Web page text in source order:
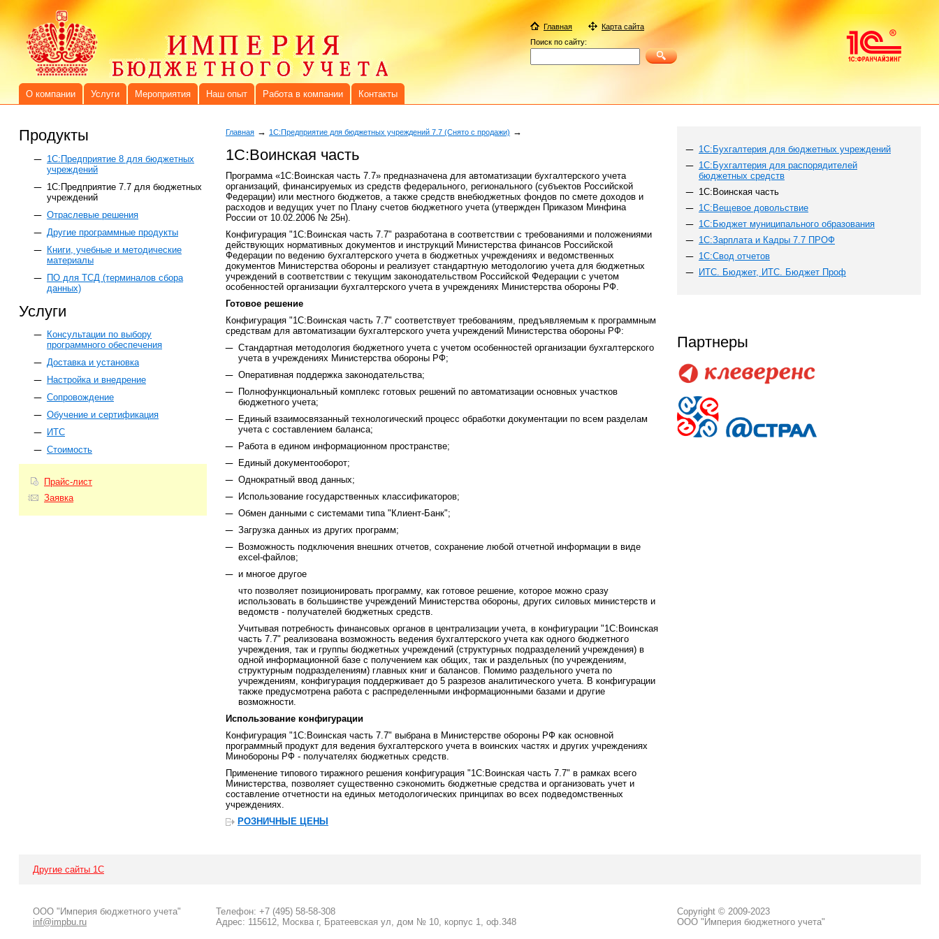
Главная
Карта сайта
Поиск по сайту:
О компании Услуги Мероприятия Наш опыт Работа в компании Контакты
Продукты
1C:Предприятие 8 для бюджетных
учреждений
1С:Предприятие 7.7 для бюджетных
учреждений
Отраслевые решения
Другие программные продукты
Книги, учебные и методические
материалы
ПО для ТСД (терминалов сбора
данных)
Услуги
Консультации по выбору
программного обеспечения
Доставка и установка
Настройка и внедрение
Сопровождение
Обучение и сертификация
ИТС
Стоимость
Прайс-лист
Заявка
Главная → 1С:Предприятие для бюджетных учреждений 7.7 (Снято с продажи) →
1С:Воинская часть
Программа «1С:Воинская часть 7.7» предназначена для автоматизации бухгалтерского учета
организаций, финансируемых из средств федерального, регионального (субъектов Российской
Федерации) или местного бюджетов, а также средств внебюджетных фондов по смете доходов и
расходов и ведущих учет по Плану счетов бюджетного учета (утвержден Приказом Минфина
России от 10.02.2006 № 25н).
Конфигурация "1С:Воинская часть 7.7" разработана в соответствии с требованиями и положениями
действующих нормативных документов и инструкций Министерства финансов Российской
Федерации по ведению бухгалтерского учета в бюджетных учреждениях и ведомственных
документов Министерства обороны и реализует стандартную методологию учета для бюджетных
учреждений в соответствии с текущим законодательством Российской Федерации с учетом
особенностей организации бухгалтерского учета в учреждениях Министерства обороны РФ.
Готовое решение
Конфигурация "1С:Воинская часть 7.7" соответствует требованиям, предъявляемым к программным
средствам для автоматизации бухгалтерского учета учреждений Министерства обороны РФ:
Стандартная методология бюджетного учета с учетом особенностей организации бухгалтерского
учета в учреждениях Министерства обороны РФ;
Оперативная поддержка законодательства;
Полнофункциональный комплекс готовых решений по автоматизации основных участков
бюджетного учета;
Единый взаимосвязанный технологический процесс обработки документации по всем разделам
учета с составлением баланса;
Работа в едином информационном пространстве;
Единый документооборот;
Однократный ввод данных;
Использование государственных классификаторов;
Обмен данными с системами типа "Клиент-Банк";
Загрузка данных из других программ;
Возможность подключения внешних отчетов, сохранение любой отчетной информации в виде
excel-файлов;
и многое другое
что позволяет позиционировать программу, как готовое решение, которое можно сразу
использовать в большинстве учреждений Министерства обороны, других силовых министерств и
ведомств - получателей бюджетных средств.
Учитывая потребность финансовых органов в централизации учета, в конфигурации "1С:Воинская
часть 7.7" реализована возможность ведения бухгалтерского учета как одного бюджетного
учреждения, так и группы бюджетных учреждений (структурных подразделений учреждения) в
одной информационной базе с получением как общих, так и раздельных (по учреждениям,
структурным подразделениям) главных книг и балансов. Помимо раздельного учета по
учреждениям, конфигурация поддерживает до 5 разрезов аналитического учета. В конфигурации
также предусмотрена работа с распределенными информационными базами и другие
возможности.
Использование конфигурации
Конфигурация "1С:Воинская часть 7.7" выбрана в Министерстве обороны РФ как основной
программный продукт для ведения бухгалтерского учета в воинских частях и других учреждениях
Минобороны РФ - получателях бюджетных средств.
Применение типового тиражного решения конфигурация "1С:Воинская часть 7.7" в рамках всего
Министерства, позволяет существенно сэкономить бюджетные средства и организовать учет и
составление отчетности на единых методологических принципах во всех подведомственных
учреждениях.
РОЗНИЧНЫЕ ЦЕНЫ
1С:Бухгалтерия для бюджетных учреждений
1С:Бухгалтерия для распорядителей
бюджетных средств
1С:Воинская часть
1С:Вещевое довольствие
1С:Бюджет муниципального образования
1С:Зарплата и Кадры 7.7 ПРОФ
1С:Свод отчетов
ИТС. Бюджет, ИТС. Бюджет Проф
Партнеры
Другие сайты 1С
ООО "Империя бюджетного учета"
inf@impbu.ru
Телефон: +7 (495) 58-58-308
Адрес: 115612, Москва г, Братеевская ул, дом № 10, корпус 1, оф.348
Copyright © 2009-2023
ООО "Империя бюджетного учета"